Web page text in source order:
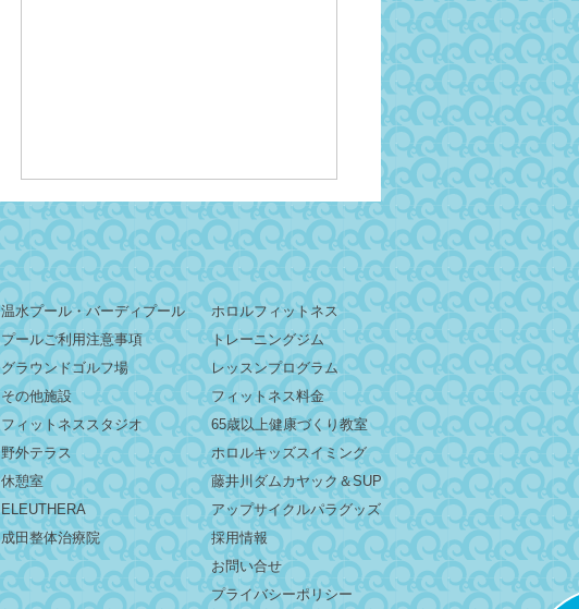
8/2sunレジェンドゆう『熱波
＆ロウリュ』開催！
温水プール・バーディプール
プールご利用注意事項
グラウンドゴルフ場
その他施設
フィットネススタジオ
野外テラス
休憩室
ELEUTHERA
成田整体治療院
ホロルフィットネス
トレーニングジム
レッスンプログラム
フィットネス料金
65歳以上健康づくり教室
ホロルキッズスイミング
藤井川ダムカヤック＆SUP
​アップサイクルパラグッズ
採用情報
お問い合せ
プライバシーポリシー